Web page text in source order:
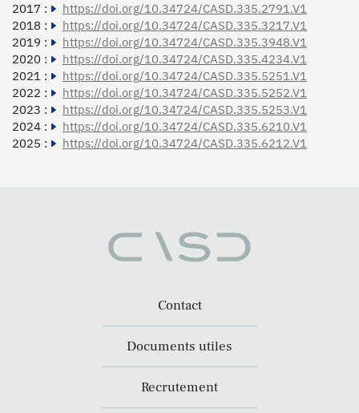
2017 :
https://doi.org/10.34724/CASD.335.2791.V1
2018 :
https://doi.org/10.34724/CASD.335.3217.V1
2019 :
https://doi.org/10.34724/CASD.335.3948.V1
2020 :
https://doi.org/10.34724/CASD.335.4234.V1
2021 :
https://doi.org/10.34724/CASD.335.5251.V1
2022 :
https://doi.org/10.34724/CASD.335.5252.V1
2023 :
https://doi.org/10.34724/CASD.335.5253.V1
2024 :
https://doi.org/10.34724/CASD.335.6210.V1
2025 :
https://doi.org/10.34724/CASD.335.6212.V1
Contact
Documents utiles
Recrutement